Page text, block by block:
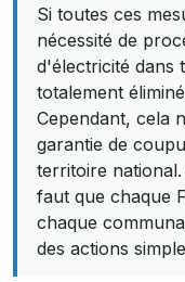
Si toutes ces
nécessité de
d'électricité dans
totalement
Cependant, cela
garantie de
territoire
faut que chaque
chaque
des actions